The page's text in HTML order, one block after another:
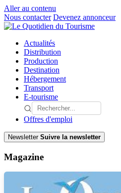
Aller au contenu
Nous contacter Devenez annonceur
Actualités
Distribution
Production
Destination
Hébergement
Transport
E-tourisme
Offres d'emploi
Newsletter Suivre la newsletter
Magazine